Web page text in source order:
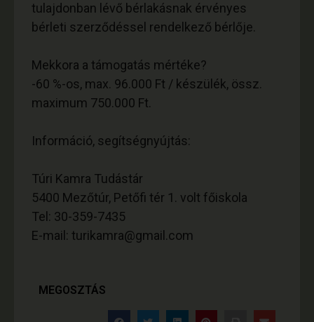
tulajdonban lévő bérlakásnak érvényes
bérleti szerződéssel rendelkező bérlője.
Mekkora a támogatás mértéke?
-60 %-os, max. 96.000 Ft / készülék, össz.
maximum 750.000 Ft.
Információ, segítségnyújtás:
Túri Kamra Tudástár
5400 Mezőtúr, Petőfi tér 1. volt főiskola
Tel: 30-359-7435
E-mail: turikamra@gmail.com
MEGOSZTÁS